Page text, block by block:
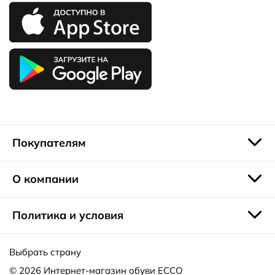
их можно и с офисной одеждой;
• BOUILLON SANDAL, на молнии;
• MARSEILLE – c Т-образным ремешком.
Распродажа сандалий – прекрасный повод пополнить
летний обувной гардероб практичной, модной и
качественной обувью.
Покупателям
О компании
Политика и условия
Выбрать страну
© 2026 Интернет-магазин обуви ECCO